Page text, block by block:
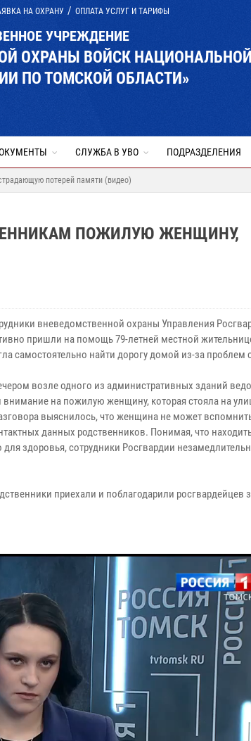
НА ОХРАНУ ОПЛАТА УСЛУГ И ТАРИФЫ
УЧРЕЖДЕНИЕ
ОХРАНЫ ВОЙСК НАЦИОНАЛЬНОЙ
ПО ТОМСКОЙ ОБЛАСТИ»
СЛУЖБА В УВО ПОДРАЗДЕЛЕНИЯ
потерей памяти (видео)
ПОЖИЛУЮ ЖЕНЩИНУ,
вневедомственной охраны Управления
пришли на помощь 79-летней местной
самостоятельно найти дорогу домой из-за проблем
возле одного из административных зданий
внимание на пожилую женщину, которая стояла на
выяснилось, что женщина не может
данных родственников. Понимая, что
здоровья, сотрудники Росгвардии
приехали и поблагодарили росгвардейцев